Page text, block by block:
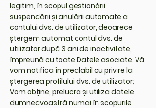
legitim, în scopul gestionării
suspendării și anulării automate a
contului dvs. de utilizator, deoarece
ștergem automat contul dvs. de
utilizator după 3 ani de inactivitate,
împreună cu toate Datele asociate. Vă
vom notifica în prealabil cu privire la
ștergerea profilului dvs. de utilizator;
Vom obține, prelucra și utiliza datele
dumneavoastră numai în scopurile